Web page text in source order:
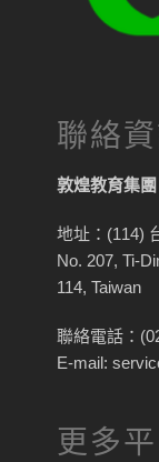
聯絡
敦煌教育集團
地址：(114)
No. 207, Ti-
114, Taiwan
聯絡電話：
E-mail:
更多